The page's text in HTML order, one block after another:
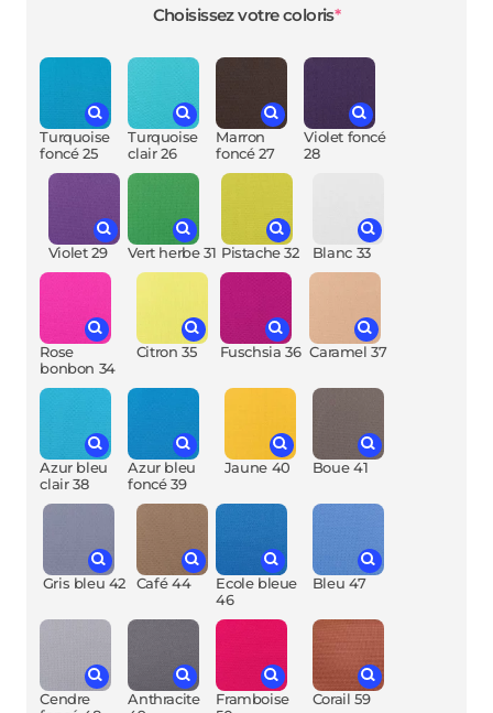
Choisissez votre coloris*(required)
Turquoise
foncé 25
Turquoise
clair 26
Marron
foncé 27
Violet foncé
28
Violet 29 Vert herbe 31 Pistache 32 Blanc 33
Rose
bonbon 34
Citron 35 Fuschsia 36 Caramel 37
Azur bleu
clair 38
Azur bleu
foncé 39
Jaune 40 Boue 41
Gris bleu 42 Café 44
Ecole bleue
46
Bleu 47
Cendre
Anthracite
Framboise
Corail 59